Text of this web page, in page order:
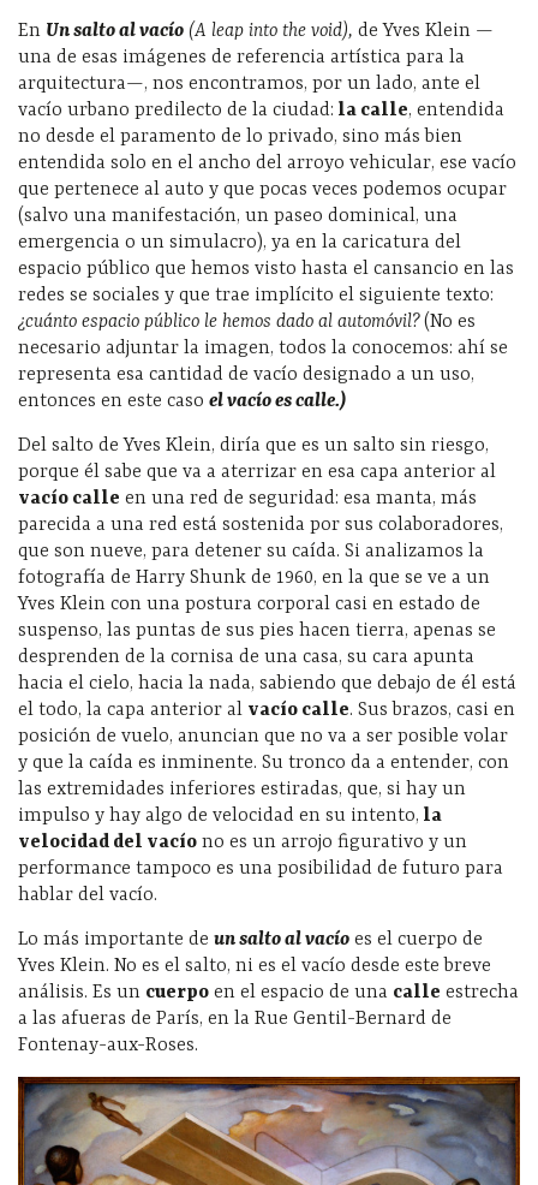
En Un salto al vacío (A leap into the void), de Yves Klein —
una de esas imágenes de referencia artística para la
arquitectura—, nos encontramos, por un lado, ante el
vacío urbano predilecto de la ciudad: la calle, entendida
no desde el paramento de lo privado, sino más bien
entendida solo en el ancho del arroyo vehicular, ese vacío
que pertenece al auto y que pocas veces podemos ocupar
(salvo una manifestación, un paseo dominical, una
emergencia o un simulacro), ya en la caricatura del
espacio público que hemos visto hasta el cansancio en las
redes se sociales y que trae implícito el siguiente texto:
¿cuánto espacio público le hemos dado al automóvil?(No es
necesario adjuntar la imagen, todos la conocemos: ahí se
representa esa cantidad de vacío designado a un uso,
entonces en este caso el vacío es calle.)
Del salto de Yves Klein, diría que es un salto sin riesgo,
porque él sabe que va a aterrizar en esa capa anterior al
vacío calle en una red de seguridad: esa manta, más
parecida a una red está sostenida por sus colaboradores,
que son nueve, para detener su caída. Si analizamos la
fotografía de Harry Shunk de 1960, en la que se ve a un
Yves Klein con una postura corporal casi en estado de
suspenso, las puntas de sus pies hacen tierra, apenas se
desprenden de la cornisa de una casa, su cara apunta
hacia el cielo, hacia la nada, sabiendo que debajo de él está
el todo, la capa anterior al vacío calle. Sus brazos, casi en
posición de vuelo, anuncian que no va a ser posible volar
y que la caída es inminente. Su tronco da a entender, con
las extremidades inferiores estiradas, que, si hay un
impulso y hay algo de velocidad en su intento, la
velocidad del vacío no es un arrojo figurativo y un
performance tampoco es una posibilidad de futuro para
hablar del vacío.
Lo más importante de un salto al vacío es el cuerpo de
Yves Klein. No es el salto, ni es el vacío desde este breve
análisis. Es un cuerpo en el espacio de una calle estrecha
a las afueras de París, en la Rue Gentil-Bernard de
Fontenay-aux-Roses.